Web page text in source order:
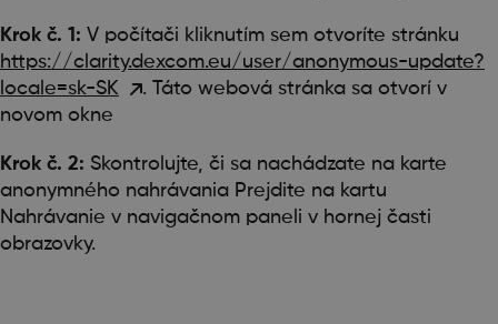
Krok č. 1: V počítači kliknutím sem otvoríte stránku
https://clarity.dexcom.eu/user/anonymous-update?
locale=sk-SK
. Táto webová stránka sa otvorí v
novom okne
Krok č. 2: Skontrolujte, či sa nachádzate na karte
anonymného nahrávania Prejdite na kartu
Nahrávanie v navigačnom paneli v hornej časti
obrazovky.